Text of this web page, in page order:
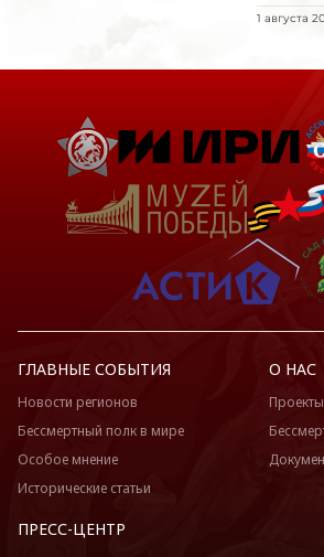
1 августа
ГЛАВНЫЕ СОБЫТИЯ
Новости регионов
Бессмертный полк в мире
Особое мнение
Исторические статьи
О НАС
Проекты
ПРЕСС-ЦЕНТР